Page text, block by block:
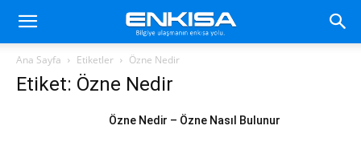
Ana Sayfa Etiketler Özne Nedir
Etiket: Özne Nedir
Özne Nedir – Özne Nasıl Bulunur